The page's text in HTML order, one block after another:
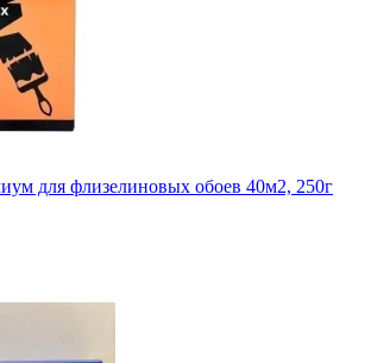
для флизелиновых обоев 40м2, 250г